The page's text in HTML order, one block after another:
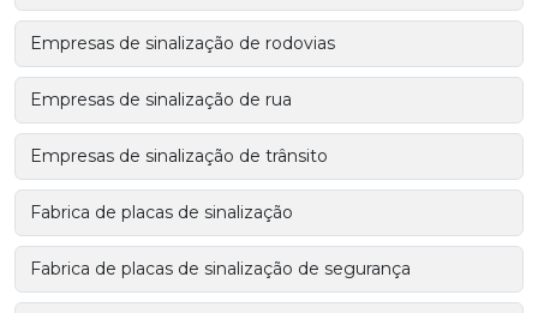
Empresas de sinalização de rodovias
Empresas de sinalização de rua
Empresas de sinalização de trânsito
Fabrica de placas de sinalização
Fabrica de placas de sinalização de segurança